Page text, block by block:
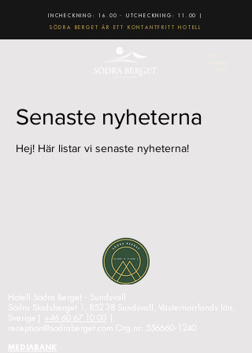
INCHECKNING: 16.00 - UTCHECKNING: 11.00 |
SÖDRA BERGET ÄR ETT KONTANTFRITT HOTELL
Senaste nyheterna
Hej! Här listar vi senaste nyheterna!
Hotell Södra Berget - Sundsvall
Södra Stadsberget 1, 852 38 Sundsvall, Västernorrlands län,
Sverige|
+46 60 67 10 00
reception@sodraberget.com Org.nr: 556660-1240
MEDIABANK